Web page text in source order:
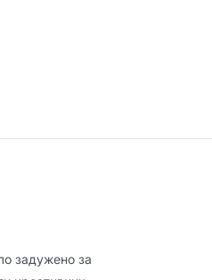
задужено за
креативних